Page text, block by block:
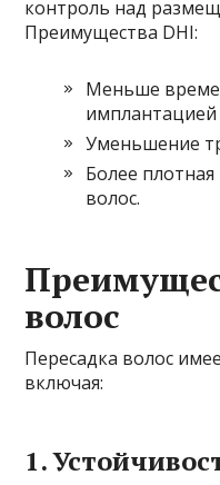
контроль над
Преимущества DHI:
Меньше
имплантацией
Уменьшение
Более плотная
волос.
волос
Пересадка волос
включая:
1.